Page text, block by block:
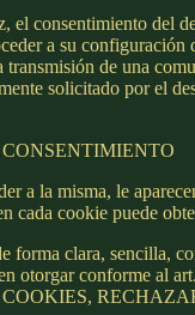
el consentimiento del
a su
de una
solicitado por el
a la misma, le
cada cookie puede
clara, sencilla,
otorgar conforme al
COOKIES,